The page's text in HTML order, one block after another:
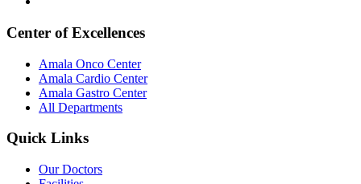
Center of Excellences
Amala Onco Center
Amala Cardio Center
Amala Gastro Center
All Departments
Quick Links
Our Doctors